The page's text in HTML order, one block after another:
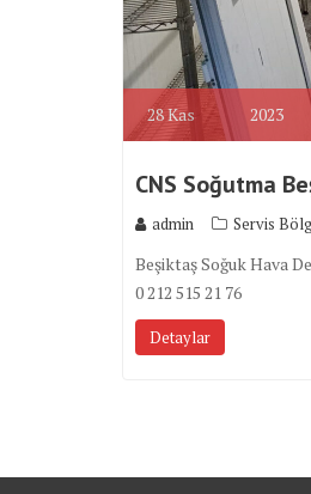
28Kas 2023
CNS Soğutma
admin Servis
Beşiktaş Soğuk Hava
0 212 515 21 76
Detaylar